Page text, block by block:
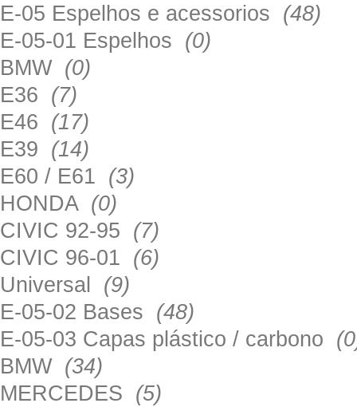
E-05 Espelhos e acessorios (48)
E-05-01 Espelhos (0)
BMW (0)
E36 (7)
E46 (17)
E39 (14)
E60 / E61 (3)
HONDA (0)
CIVIC 92-95 (7)
CIVIC 96-01 (6)
Universal (9)
E-05-02 Bases (48)
E-05-03 Capas plástico / carbono
BMW (34)
MERCEDES (5)